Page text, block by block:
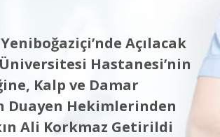
Yeniboğaziçi’nde Açılacak
Hastanesi’nin
Kalp ve Damar
Duayen Hekimlerinden
Ali Korkmaz Getirildi